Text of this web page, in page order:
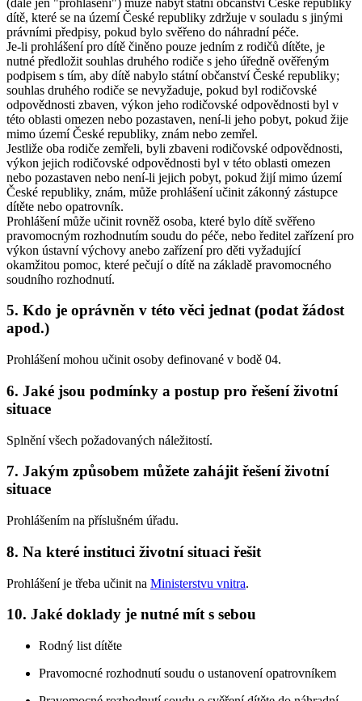
dítě, které se na území České republiky zdržuje v souladu s jinými
právními předpisy, pokud bylo svěřeno do náhradní péče.
Je-li prohlášení pro dítě činěno pouze jedním z rodičů dítěte, je
nutné předložit souhlas druhého rodiče s jeho úředně ověřeným
podpisem s tím, aby dítě nabylo státní občanství České republiky;
souhlas druhého rodiče se nevyžaduje, pokud byl rodičovské
odpovědnosti zbaven, výkon jeho rodičovské odpovědnosti byl v
této oblasti omezen nebo pozastaven, není-li jeho pobyt, pokud žije
mimo území České republiky, znám nebo zemřel.
Jestliže oba rodiče zemřeli, byli zbaveni rodičovské odpovědnosti,
výkon jejich rodičovské odpovědnosti byl v této oblasti omezen
nebo pozastaven nebo není-li jejich pobyt, pokud žijí mimo území
České republiky, znám, může prohlášení učinit zákonný zástupce
dítěte nebo opatrovník.
Prohlášení může učinit rovněž osoba, které bylo dítě svěřeno
pravomocným rozhodnutím soudu do péče, nebo ředitel zařízení pro
výkon ústavní výchovy anebo zařízení pro děti vyžadující
okamžitou pomoc, které pečují o dítě na základě pravomocného
soudního rozhodnutí.
5. Kdo je oprávněn v této věci jednat (podat žádost
apod.)
Prohlášení mohou učinit osoby definované v bodě 04.
6. Jaké jsou podmínky a postup pro řešení životní
situace
Splnění všech požadovaných náležitostí.
7. Jakým způsobem můžete zahájit řešení životní
situace
Prohlášením na příslušném úřadu.
8. Na které instituci životní situaci řešit
Prohlášení je třeba učinit na Ministerstvu vnitra.
10. Jaké doklady je nutné mít s sebou
Rodný list dítěte
Pravomocné rozhodnutí soudu o ustanovení opatrovníkem